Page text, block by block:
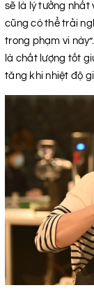
sẽ là lý tưởng nhất
cũng có thể trải
trong phạm vi
là chất lượng tốt
tăng khi nhiệt độ